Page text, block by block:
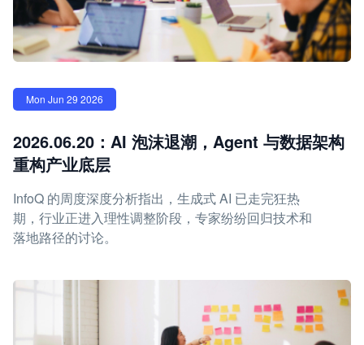
Mon Jun 29 2026
2026.06.20：AI 泡沫退潮，Agent 与数据架构
重构产业底层
InfoQ 的周度深度分析指出，生成式 AI 已走完狂热
期，行业正进入理性调整阶段，专家纷纷回归技术和
落地路径的讨论。